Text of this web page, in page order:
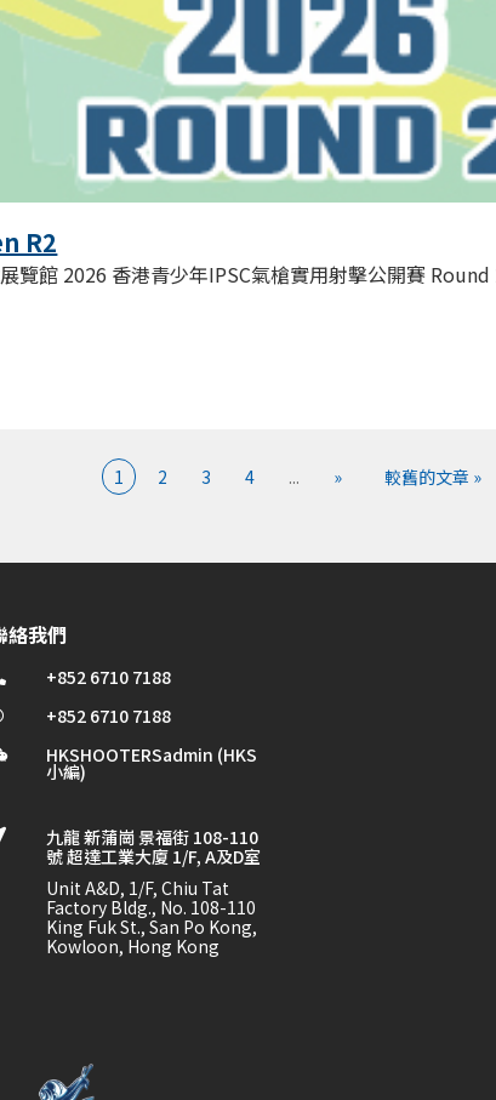
R2
覽館 2026 香港青少年IPSC氣槍實用射擊公開賽
1 2 3 4 ... » 較舊的文章 »
絡我們
+852 6710 7188
+852 6710 7188
HKSHOOTERSadmin (HKS
小編)
九龍 新蒲崗 景福街 108-110
號 超達工業大廈 1/F, A及D室
Unit A&D, 1/F, Chiu Tat
Factory Bldg., No. 108-110
King Fuk St., San Po Kong,
Kowloon, Hong Kong